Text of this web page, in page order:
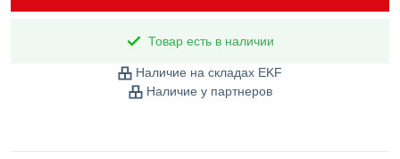
Товар есть в наличии
Наличие на складах EKF
Наличие у партнеров